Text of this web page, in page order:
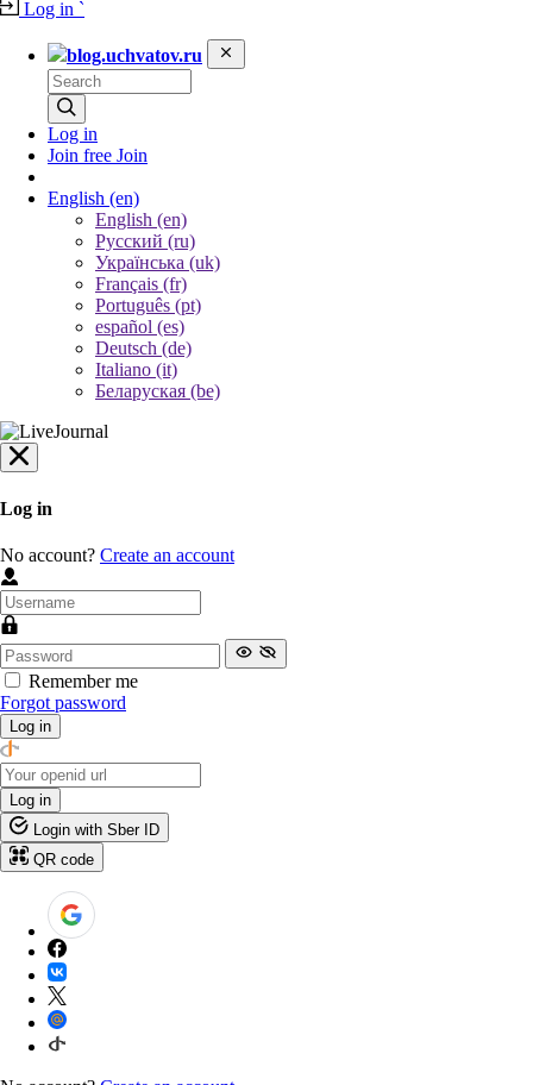
Log in `
blog.uchvatov.ru
Log in
Join free Join
English (en)
English (en)
Русский (ru)
Українська (uk)
Français (fr)
Português (pt)
español (es)
Deutsch (de)
Italiano (it)
Беларуская (be)
Log in
No account? Create an account
Remember me
Forgot password
Log in
Log in
Login with Sber ID
QR code